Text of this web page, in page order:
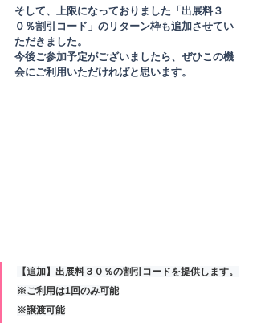
そして、上限になっておりました 「出展料３
０％割引コード」 のリターン枠も追加させてい
ただきました。
今後ご参加予定がございましたら、ぜひこの機
会にご利用いただければと思います。
【追加】出展料３０％の割引コードを提供します。
※ご利用は1回のみ可能
※譲渡可能